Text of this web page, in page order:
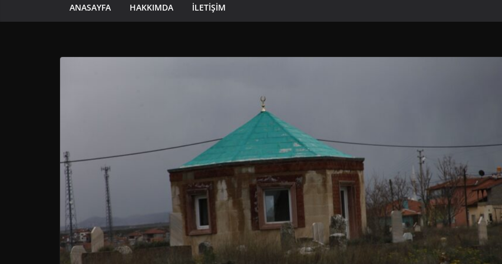
ANASAYFA HAKKIMDA İLETIŞIM